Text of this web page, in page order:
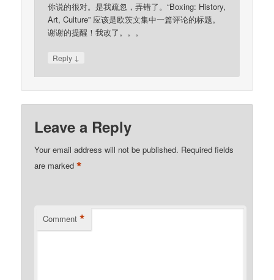
你说的很对。是我疏忽，弄错了。“Boxing: History,
Art, Culture” 应该是欧茨文集中一篇评论的标题。
谢谢的提醒！我改了。。。
Reply ↓
Leave a Reply
Your email address will not be published. Required fields
are marked*
Comment *